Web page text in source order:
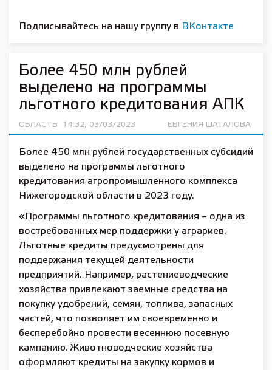
Подписывайтесь на нашу группу в ВКонтакте
Более 450 млн рублей
выделено на программы
льготного кредитования АПК
ОБЛАСТЬ 14:32, 03/03/2023 ЕВГЕНИЯ ШАТАЛОВА
Более 450 млн рублей государственных субсидий
выделено на программы льготного
кредитования агропромышленного комплекса
Нижегородской области в 2023 году.
«Программы льготного кредитования – одна из
востребованных мер поддержки у аграриев.
Льготные кредиты предусмотрены для
поддержания текущей деятельности
предприятий. Например, растениеводческие
хозяйства привлекают заемные средства на
покупку удобрений, семян, топлива, запасных
частей, что позволяет им своевременно и
бесперебойно провести весеннюю посевную
кампанию. Животноводческие хозяйства
оформляют кредиты на закупку кормов и